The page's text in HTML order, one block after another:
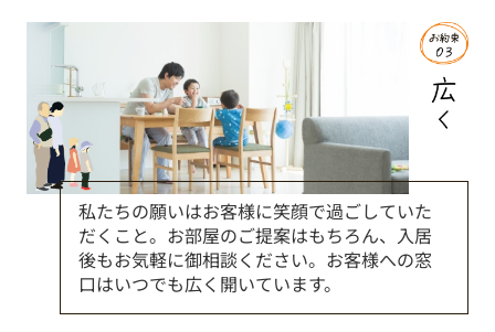
私たちの願いはお客様に笑顔で過ごしていた
だくこと。お部屋のご提案はもちろん、入居
後もお気軽に御相談ください。お客様への窓
口はいつでも広く開いています。